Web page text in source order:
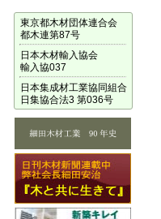
東京都木材団体連合会
都木連第87号
日本木材輸入協会
輸入協037
日本集成材工業協同組合
日集協合法3 第036号